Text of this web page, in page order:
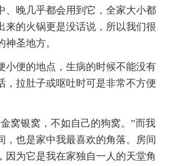
、晚几乎都会用到它，全家大小都
来的火锅更是没话说，所以我们很
圣地方。
便的地点，生病的时候不能没有
，拉肚子或呕吐时可是非常不方便
银窝，不如自己的狗窝。”而我
，也是家中我最喜欢的角落。房间
因为它是我在家独自一人的天堂角